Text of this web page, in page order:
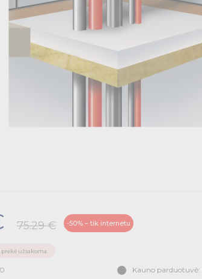
75.29 € -50% – tik internetu
užsakoma.
Kauno parduotuvė: